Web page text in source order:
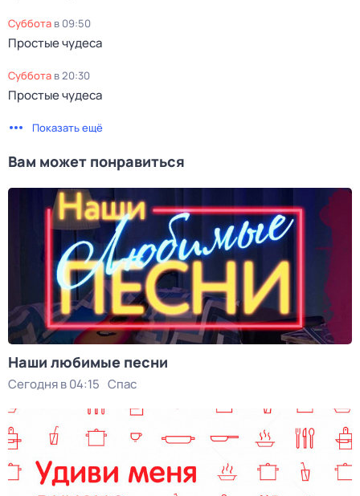
суббота в 09:50
Простые чудеса
суббота в20:30
Простые чудеса
Показать ещё
Вам может понравиться
Наши любимые песни
Сегодня в 04:15 Спас